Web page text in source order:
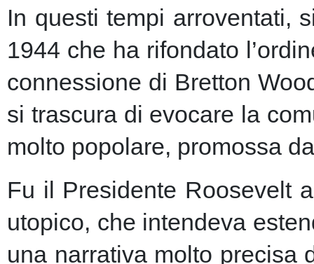
In questi tempi arroventati,
1944 che ha rifondato
connessione di Bretton
si trascura di evocare la
molto popolare, promossa
Fu il Presidente Roosevelt
utopico, che intendeva
una narrativa molto precisa